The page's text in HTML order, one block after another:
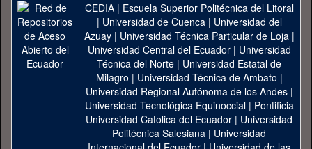
CEDIA| Escuela Superior Politécnica del Litoral
| Universidad de Cuenca| Universidad del
Azuay| Universidad Técnica Particular de Loja|
Universidad Central del Ecuador| Universidad
Técnica del Norte | Universidad Estatal de
Milagro | Universidad Técnica de Ambato |
Universidad Regional Autónoma de los Andes|
Universidad Tecnológica Equinoccial| Pontificia
Universidad Catolica del Ecuador | Universidad
Politécnica Salesiana | Universidad